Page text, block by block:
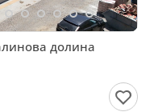
долина